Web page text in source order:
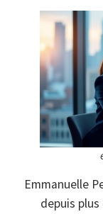
Emmanuelle
depuis